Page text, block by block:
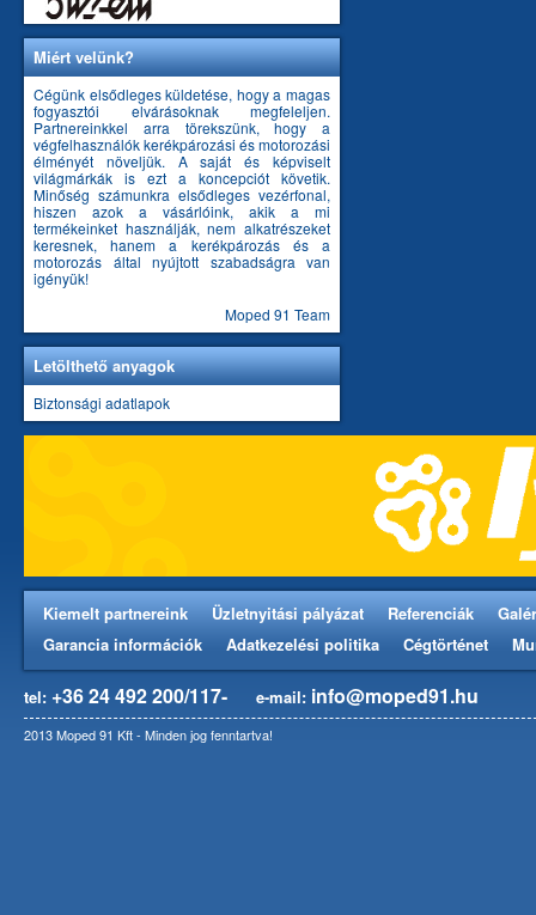
Miért velünk?
Cégünk elsődleges küldetése, hogy a magas
fogyasztói elvárásoknak megfeleljen.
Partnereinkkel arra törekszünk, hogy a
végfelhasználók kerékpározási és motorozási
élményét növeljük. A saját és képviselt
világmárkák is ezt a koncepciót követik.
Minőség számunkra elsődleges vezérfonal,
hiszen azok a vásárlóink, akik a mi
termékeinket használják, nem alkatrészeket
keresnek, hanem a kerékpározás és a
motorozás által nyújtott szabadságra van
igényük!
Moped 91 Team
Letölthető anyagok
Biztonsági adatlapok
Kiemelt partnereink Üzletnyitási pályázat Referenciák
Garancia információk
Adatkezelési politika Cégtörténet
tel: +36 24 492 200/117- e-mail: info@moped91.hu
2013 Moped 91 Kft - Minden jog fenntartva!